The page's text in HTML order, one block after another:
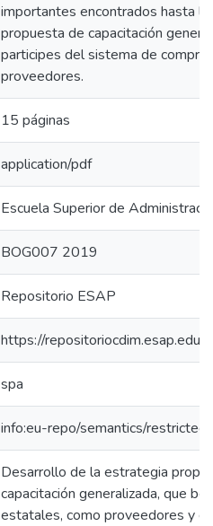
importantes encontrados hasta
propuesta de capacitación
participes del sistema de
proveedores.
15 páginas
application/pdf
Escuela Superior de
BOG007 2019
Repositorio ESAP
https://
spa
info:eu-repo/semantics/
Desarrollo de la estrategia
capacitación generalizada, que
estatales, como proveedores y